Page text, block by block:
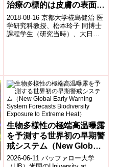
治療の標的は皮膚の表面に
ある～
2018-08-16 京都大学椛島健治 医
学研究科教授、松本玲子 同博士
課程学生（研究当時）、大日輝
生物多様性の極端高温曝露
を予測する世界初の早期警
戒システム（New Global
Early Warning System
2026-06-11 バッファロー大学